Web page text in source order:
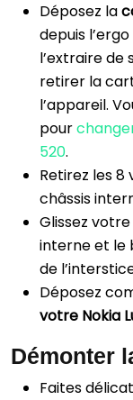
Déposez la
depuis
l’extraire de
retirer la
l’appareil.
pour
520.
Retirez les
châssis
Glissez
interne et le
de
Déposez
votre Nokia
Démonter
Faites